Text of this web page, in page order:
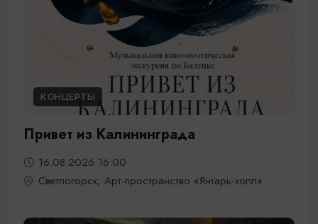
КОНЦЕРТЫ
Привет из Калининграда
16.08.2026 16:00
Светлогорск, Арт-пространство «Янтарь-холл»